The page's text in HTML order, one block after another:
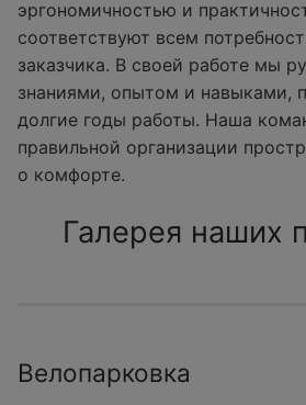
эргономичностью и
соответствуют всем
заказчика. В своей работе мы
знаниями, опытом и навыками,
долгие годы работы. Наша
правильной организации
о комфорте.
Галерея наших
Велопарковка